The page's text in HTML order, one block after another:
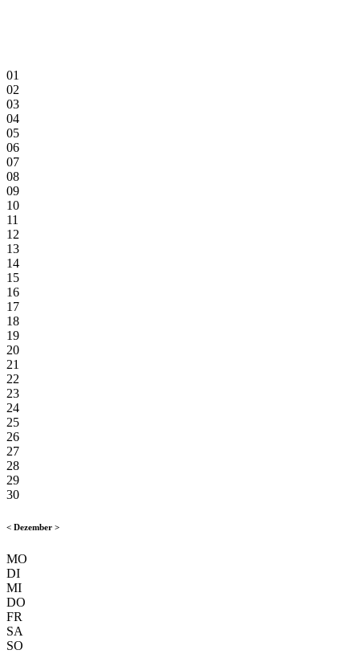
01
02
03
04
05
06
07
08
09
10
11
12
13
14
15
16
17
18
19
20
21
22
23
24
25
26
27
28
29
30
< Dezember >
MO
DI
MI
DO
FR
SA
SO